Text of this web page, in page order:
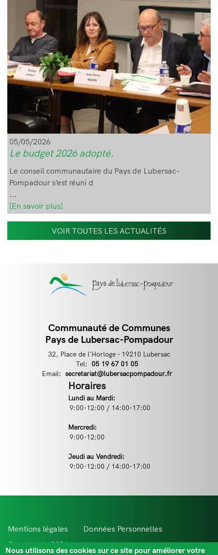
05/05/2026
Le budget 2026 adopté.
Le conseil communautaire du Pays de Lubersac-
Pompadour s’est réuni d
...
[En savoir plus]
VOIR TOUTES LES ACTUALITÉS
Contact
Communauté de Communes
Pays de Lubersac-Pompadour
32, Place de l'Horloge - 19210 Lubersac
Tel:
Téléphone
05 19 67 01 05
Email: Email
secretariat@lubersacpompadour.fr
Horaires
Lundi au Mardi:
9:00-12:00 / 14:00-17:00
Mercredi:
9:00-12:00
Jeudi au Vendredi:
9:00-12:00 / 14:00-17:00
Menu
Pied
Mentions légales
Données Personnelles
Comevents 2021
Extr@net
Nous utilisons des cookies sur ce site pour améliorer votre